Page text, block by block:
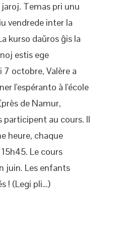
Temas pri unu
vendrede inter la
kurso daŭros ĝis la
estis ege
octobre, Valère a
l'espéranto à l'école
de Namur,
participent au cours. Il
heure, chaque
Le cours
juin. Les enfants
! (Legi pli…)